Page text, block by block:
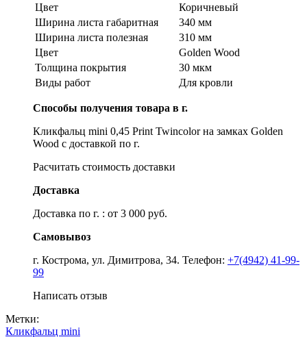
Цвет
Коричневый
Ширина листа габаритная
340 мм
Ширина листа полезная
310 мм
Цвет
Golden Wood
Толщина покрытия
30 мкм
Виды работ
Для кровли
Способы получения товара в г.
Кликфальц mini 0,45 Print Twincolor на замках Golden
Wood с доставкой по г.
Расчитать стоимость доставки
Доставка
Доставка по г. : от 3 000 руб.
Самовывоз
г. Кострома, ул. Димитрова, 34. Телефон: +7(4942) 41-99-
99
Написать отзыв
Метки:
Кликфальц mini